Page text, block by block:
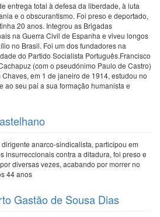
entrega total à defesa da liberdade, à luta
e o obscurantismo. Foi preso e deportado,
20 anos. Integrou as Brigadas
na Guerra Civil de Espanha e viveu longos
no Brasil. Foi um dos fundadores na
do Partido Socialista Português.Francisco
(com o pseudónimo Paulo de Castro)
Chaves, em 1 de janeiro de 1914, estudou no
ao seu pai a sua formação humanista e
anarco-sindicalista, participou em
insurreccionais contra a ditadura, foi preso e
diversas vezes, acabando por morrer no
44 anos
Gastão de Sousa Dias